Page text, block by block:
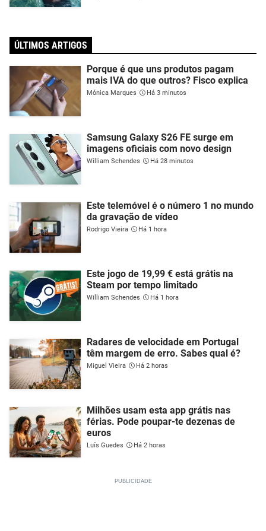
ÚLTIMOS ARTIGOS
Porque é que uns produtos pagam
mais IVA do que outros? Fisco explica
Mónica Marques Há 3 minutos
Samsung Galaxy S26 FE surge em
imagens oficiais com novo design
William Schendes Há 28 minutos
Este telemóvel é o número 1 no mundo
da gravação de vídeo
Rodrigo Vieira Há 1 hora
Este jogo de 19,99 € está grátis na
Steam por tempo limitado
William Schendes Há 1 hora
Radares de velocidade em Portugal
têm margem de erro. Sabes qual é?
Miguel Vieira Há 2 horas
Milhões usam esta app grátis nas
férias. Pode poupar-te dezenas de
euros
Luís Guedes Há 2 horas